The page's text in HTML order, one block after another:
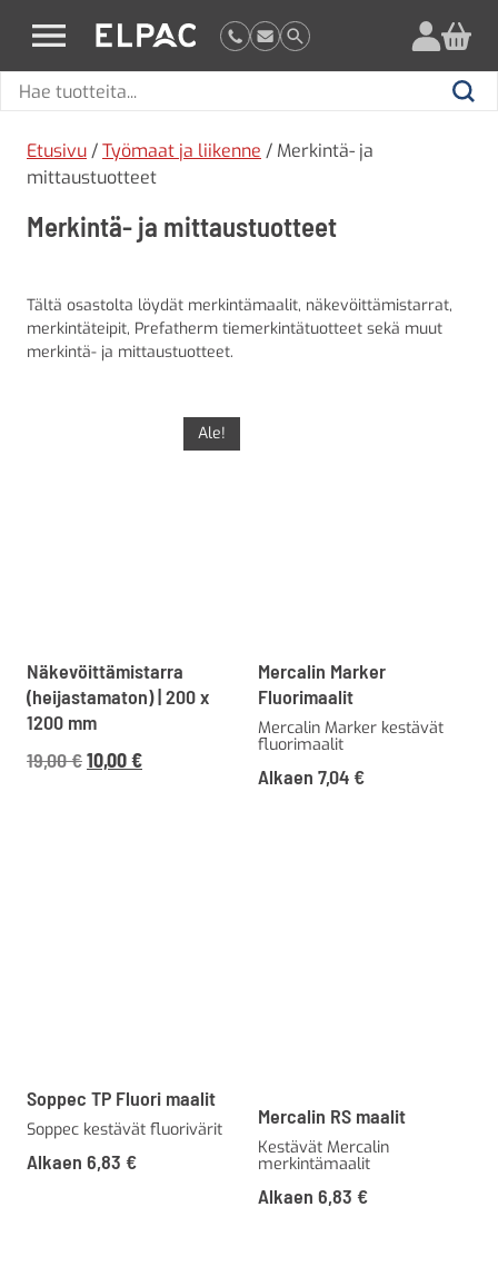
elpac.fi
Hae
Hae
Etusivu /Työmaat ja liikenne / Merkintä- ja
mittaustuotteet
Merkintä- ja mittaustuotteet
Tältä osastolta löydät merkintämaalit, näkevöittämistarrat,
merkintäteipit, Prefatherm tiemerkintätuotteet sekä muut
merkintä- ja mittaustuotteet.
Ale!
Näkevöittämistarra
(heijastamaton) | 200 x
1200 mm
19,00€Alkuperäinen
10,00€Nykyinen
Mercalin Marker
Fluorimaalit
Mercalin Marker kestävät
fluorimaalit
Alkaen 7,04 €
Soppec TP Fluori maalit
Soppec kestävät fluorivärit
Alkaen 6,83 €
Mercalin RS maalit
Kestävät Mercalin
merkintämaalit
Alkaen 6,83 €